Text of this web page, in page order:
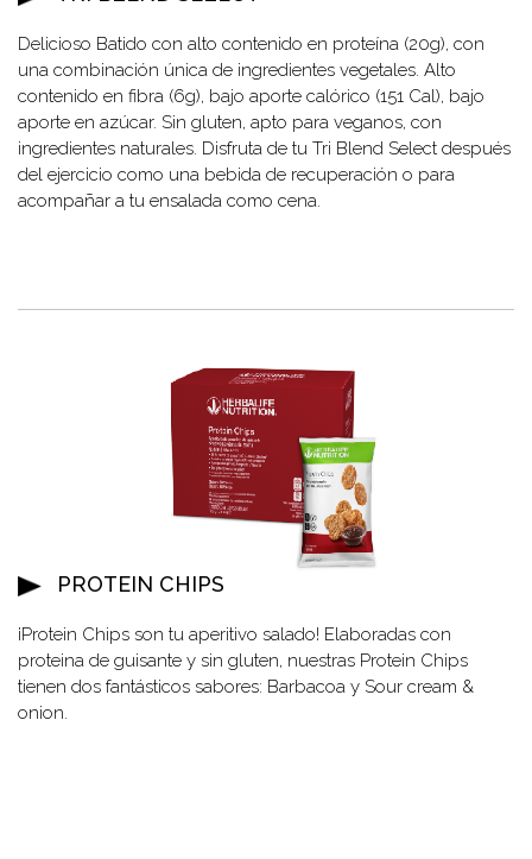
Delicioso Batido con alto contenido en proteína (20g), con
una combinación única de ingredientes vegetales. Alto
contenido en fibra (6g), bajo aporte calórico (151 Cal), bajo
aporte en azúcar. Sin gluten, apto para veganos, con
ingredientes naturales. Disfruta de tu Tri Blend Select después
del ejercicio como una bebida de recuperación o para
acompañar a tu ensalada como cena.
PROTEIN CHIPS
¡Protein Chips son tu aperitivo salado! Elaboradas con
proteina de guisante y sin gluten, nuestras Protein Chips
tienen dos fantásticos sabores: Barbacoa y Sour cream &
onion.